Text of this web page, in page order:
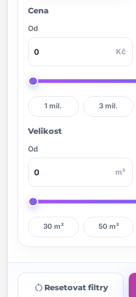
Cena
Od
Kč
1 mil. 3 mil.
Velikost
Od
m²
30 m² 50 m²
restart_alt Resetovat filtry